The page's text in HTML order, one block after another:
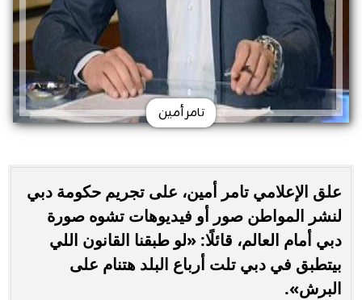
تامر أمين
علق الإعلامي تامر أمين، على تجريم حكومة دبي
لنشر المواطن صور أو فيديوهات تشوه صورة
دبي أمام العالم، قائلًا: «لو طبقنا القانون اللي
بيتطبق في دبي تلت أرباع البلد هتنام على
البرش».